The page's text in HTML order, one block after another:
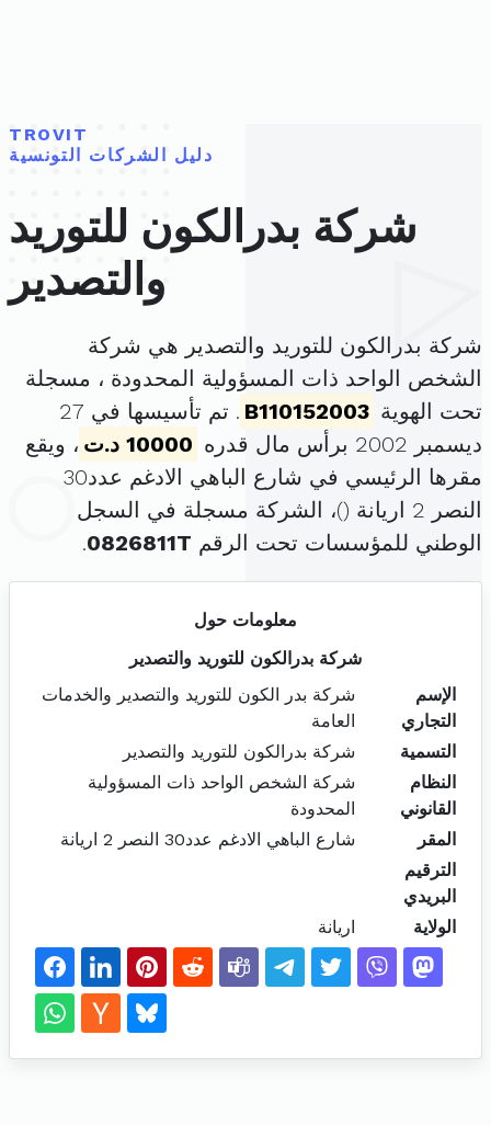
TROVIT
دليل الشركات التونسية
شركة بدرالكون للتوريد
والتصدير
شركة بدرالكون للتوريد والتصدير هي شركة
الشخص الواحد ذات المسؤولية المحدودة ، مسجلة
تحت الهوية B110152003
. تم تأسيسها في 27
ديسمبر 2002 برأس مال قدره
10000 د.ت
، ويقع
مقرها الرئيسي في شارع الباهي الادغم عدد30
النصر 2 اريانة (
)، الشركة مسجلة في السجل
الوطني للمؤسسات تحت الرقم 0826811T
.
معلومات حول
شركة بدرالكون للتوريد والتصدير
الإسم
التجاري
شركة بدر الكون للتوريد والتصدير والخدمات
العامة
التسمية
شركة بدرالكون للتوريد والتصدير
النظام
القانوني
شركة الشخص الواحد ذات المسؤولية
المحدودة
المقر
شارع الباهي الادغم عدد30 النصر 2 اريانة
الترقيم
البريدي
الولاية
اريانة